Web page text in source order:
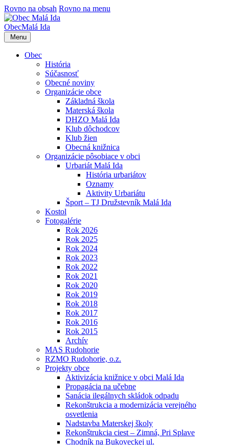
Rovno na obsah Rovno na menu
ObecMalá Ida
Menu
Obec
História
Súčasnosť
Obecné noviny
Organizácie obce
Základná škola
Materská škola
DHZO Malá Ida
Klub dôchodcov
Klub žien
Obecná knižnica
Organizácie pôsobiace v obci
Urbariát Malá Ida
História urbariátov
Oznamy
Aktivity Urbariátu
Šport – TJ Družstevník Malá Ida
Kostol
Fotogalérie
Rok 2026
Rok 2025
Rok 2024
Rok 2023
Rok 2022
Rok 2021
Rok 2020
Rok 2019
Rok 2018
Rok 2017
Rok 2016
Rok 2015
Archív
MAS Rudohorie
RZMO Rudohorie, o.z.
Projekty obce
Aktivizácia knižnice v obci Malá Ida
Propagácia na učebne
Sanácia ilegálnych skládok odpadu
Rekonštrukcia a modernizácia verejného
osvetlenia
Nadstavba Materskej školy
Rekonštrukcia ciest – Zimná, Pri Splave
Chodník na Bukoveckej ul.